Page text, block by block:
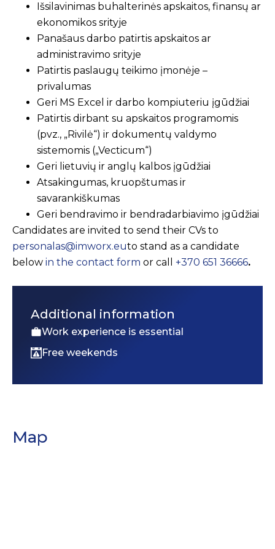
Išsilavinimas buhalterinės apskaitos, finansų ar
ekonomikos srityje
Panašaus darbo patirtis apskaitos ar
administravimo srityje
Patirtis paslaugų teikimo įmonėje –
privalumas
Geri MS Excel ir darbo kompiuteriu įgūdžiai
Patirtis dirbant su apskaitos programomis
(pvz., „Rivilė“) ir dokumentų valdymo
sistemomis („Vecticum“)
Geri lietuvių ir anglų kalbos įgūdžiai
Atsakingumas, kruopštumas ir
savarankiškumas
Geri bendravimo ir bendradarbiavimo įgūdžiai
Candidates are invited to send their CVs to
personalas@imworx.euto stand as a candidate
below in the contact form or call +370 651 36666.
Additional information
Work experience is essential
Free weekends
Map